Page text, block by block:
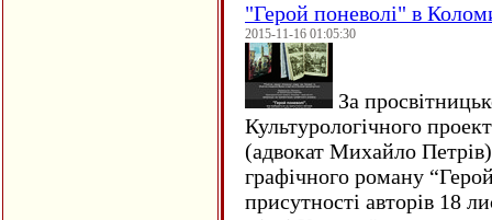
"Герой поневолі" в
2015-11-16 01:05:30
За
Культурологічного
(адвокат Михайло
графічного роману
присутності авторів 18